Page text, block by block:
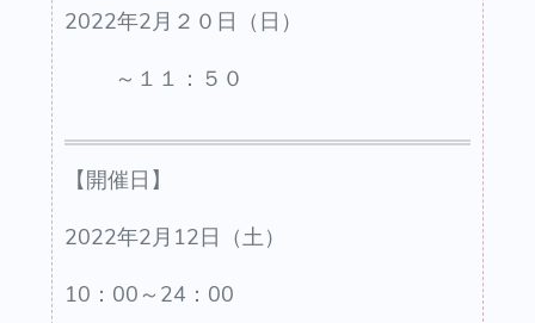
2022年2月２０日（日）
～１１：５０
【開催日】
2022年2月12日（土）
10：00～24：00